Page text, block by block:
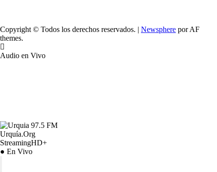
Copyright © Todos los derechos reservados. | Newsphere por AF
themes.
Audio en Vivo
Urquía.Org
StreamingHD+
● En Vivo